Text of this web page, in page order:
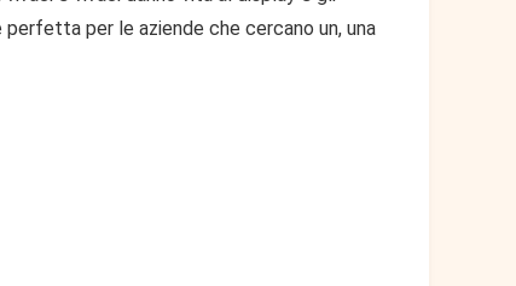
per le aziende che cercano un, una